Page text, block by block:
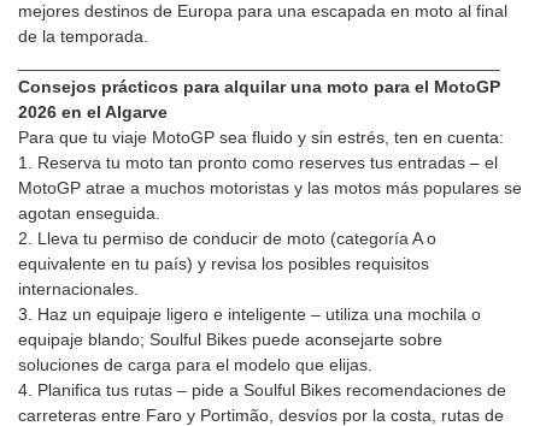
mejores destinos de Europa para una escapada en moto al final
de la temporada.
Consejos prácticos para alquilar una moto para el MotoGP
2026 en el Algarve
Para que tu viaje MotoGP sea fluido y sin estrés, ten en cuenta:
1. Reserva tu moto tan pronto como reserves tus entradas – el
MotoGP atrae a muchos motoristas y las motos más populares se
agotan enseguida.
2. Lleva tu permiso de conducir de moto (categoría A o
equivalente en tu país) y revisa los posibles requisitos
internacionales.
3. Haz un equipaje ligero e inteligente – utiliza una mochila o
equipaje blando; Soulful Bikes puede aconsejarte sobre
soluciones de carga para el modelo que elijas.
4. Planifica tus rutas – pide a Soulful Bikes recomendaciones de
carreteras entre Faro y Portimão, desvíos por la costa, rutas de